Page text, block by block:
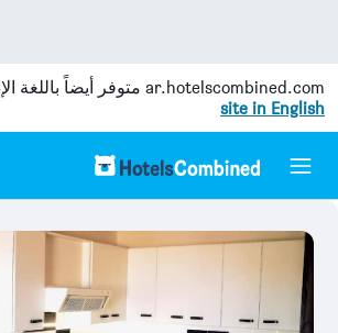
ar.hotelscombined.com متوفر أيضاً باللغة
site in English